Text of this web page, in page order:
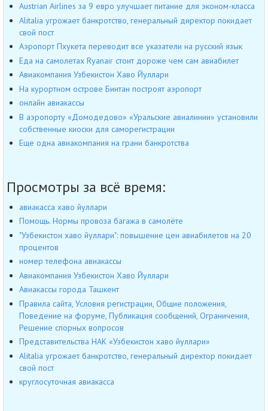
Austrian Airlines за 9 евро улучшает питание для эконом-класса
Alitalia угрожает банкротство, генеральный директор покидает
свой пост
Аэропорт Пхукета переводит все указатели на русский язык
Еда на самолетах Ryanair стоит дороже чем сам авиабилет
Авиакомпания Узбекистон Хаво Йуллари
На курортном острове Бинтан построят аэропорт
онлайн авиакассы
В аэропорту «Домодедово» «Уральские авиалинии» установили
собственные киоски для саморегистрации
Еще одна авиакомпания на грани банкротства
Просмотры за всё время:
авиакасса хаво йуллари
Помощь. Нормы провоза багажа в самолёте
"Узбекистон хаво йуллари": повышение цен авиабилетов на 20
процентов
номер телефона авиакассы
Авиакомпания Узбекистон Хаво Йуллари
Авиакассы города Ташкент
Правила сайта, Условия регистрации, Общие положения,
Поведение на форуме, Публикация сообщений, Ограничения,
Решение спорных вопросов
Представительства НАК «Узбекистон хаво йуллари»
Alitalia угрожает банкротство, генеральный директор покидает
свой пост
круглосуточная авиакасса